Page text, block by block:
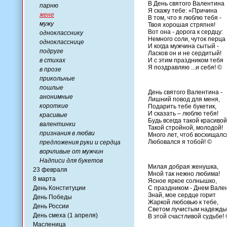
парню
жене
мужу
однокласснику
однокласснице
подруге
в стихах
в прозе
прикольные
пошлые
анонимные
короткие
красивые
валентинки
признания в любви
предложения руки и сердца
ворчливые от мужчин
Надписи для букетов
23 февраля
8 марта
День Конституции
День Победы
День России
День смеха (1 апреля)
Масленица
В День святого Валентина
Я скажу тебе: «Причина
В том, что я люблю тебя -
Твоя хорошая стряпня!
Вот она - дорога к сердцу:
Немного соли, чуток перца
И когда мужчина сытый -
Ласков он и не сердитый!
И с этим праздником тебя
Я поздравляю ...и себя! ©
День святого Валентина -
Лишний повод для меня,
Подарить тебе букетик,
И сказать – люблю тебя!
Будь всегда такой
Такой стройной, молодой!
Много лет, чтоб
Любовался я тобой! ©
Милая добрая женушка,
Мной так нежно любима!
Ясное яркое солнышко,
С праздником - Днем
Знай, мое сердце горит
Жаркой любовью к тебе,
Светом лучистым надежды
В этой счастливой судьбе!